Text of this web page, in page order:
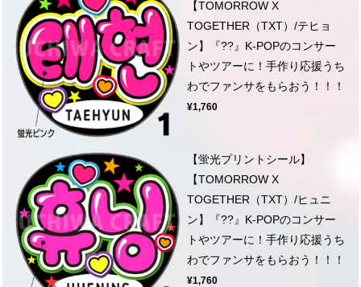
【TOMORROW X
TOGETHER（TXT）/テヒョ
ン】『??』K-POPのコンサー
トやツアーに！手作り応援うち
わでファンサをもらおう！！！
¥1,760
【蛍光プリントシール】
【TOMORROW X
TOGETHER（TXT）/ヒュニ
ン】『??』K-POPのコンサー
トやツアーに！手作り応援うち
わでファンサをもらおう！！！
¥1,760